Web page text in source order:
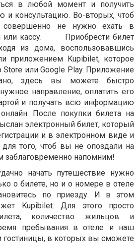
в любой момент и получить
консультацию. Во-вторых, чтоб
совершенно не нужно ехать в
или кассу. Приобрести билет
из дома, воспользовавшись
приложением Kupibilet, которое
Store или Google Play. Приложение
здесь вы можете быстро
направление, оплатить его
и получать всю информацию
После покупки билета на
электронный билет, который
и в электронном виде и
того, чтоб вы не опоздали на
заблаговременно напомним!
путешествие нужно
о билете, но и о номере в отеле
по приезду. И в этом
Kupibilet. Для этого просто
количество жильцов и
пребывания в отеле и наш
гостиницы, в которых вы сможете